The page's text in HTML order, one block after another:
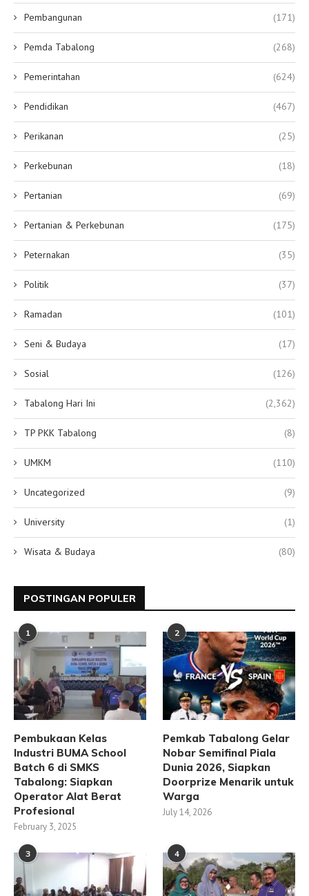
Pembangunan (171)
Pemda Tabalong (268)
Pemerintahan (624)
Pendidikan (467)
Perikanan (25)
Perkebunan (18)
Pertanian (69)
Pertanian & Perkebunan (175)
Peternakan (35)
Politik (37)
Ramadan (101)
Seni & Budaya (17)
Sosial (126)
Tabalong Hari Ini (2,362)
TP PKK Tabalong (8)
UMKM (110)
Uncategorized (9)
University (1)
Wisata & Budaya (80)
POSTINGAN POPULER
1
Pembukaan Kelas
Industri BUMA School
Batch 6 di SMKS
Tabalong: Siapkan
Operator Alat Berat
Profesional
February 3, 2025
2
Pemkab Tabalong Gelar
Nobar Semifinal Piala
Dunia 2026, Siapkan
Doorprize Menarik untuk
Warga
July 14, 2026
3 4